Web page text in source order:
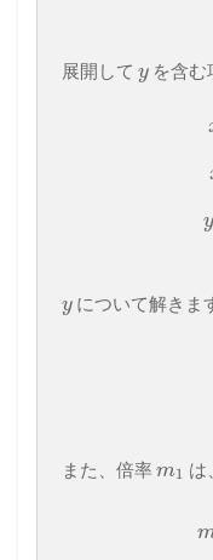
展開して y を含む
y
y について解きま
また、倍率 m1 は